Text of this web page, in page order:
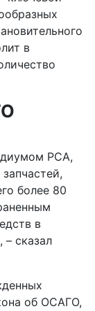
в
РСА,
более 80
в
– сказал
об ОСАГО,